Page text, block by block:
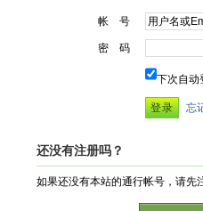
帐 号
密 码
下次自动
忘
还没有注册吗？
如果还没有本站的通行帐号，请先